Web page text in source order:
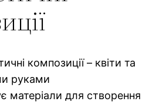
композиції – квіти та
руками
матеріали для створення